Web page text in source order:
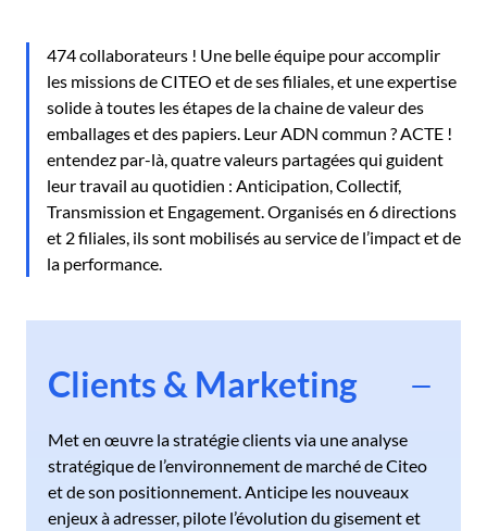
474 collaborateurs ! Une belle équipe pour accomplir
les missions de CITEO et de ses filiales, et une expertise
solide à toutes les étapes de la chaine de valeur des
emballages et des papiers. Leur ADN commun ? ACTE !
entendez par-là, quatre valeurs partagées qui guident
leur travail au quotidien : Anticipation, Collectif,
Transmission et Engagement. Organisés en 6 directions
et 2 filiales, ils sont mobilisés au service de l’impact et de
la performance.
Clients & Marketing
Met en œuvre la stratégie clients via une analyse
stratégique de l’environnement de marché de Citeo
et de son positionnement. Anticipe les nouveaux
enjeux à adresser, pilote l’évolution du gisement et